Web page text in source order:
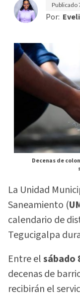
Publicado
Por:
Decenas de
La Unidad
Saneamiento (
calendario de
Tegucigalpa
Entre elsábado
decenas de
recibirán el